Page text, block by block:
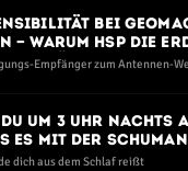
bei
— warum HSP die
spüren
Empfänger zum Antennen-
du um 3 Uhr nachts
es mit der
dich aus dem Schlaf reißt